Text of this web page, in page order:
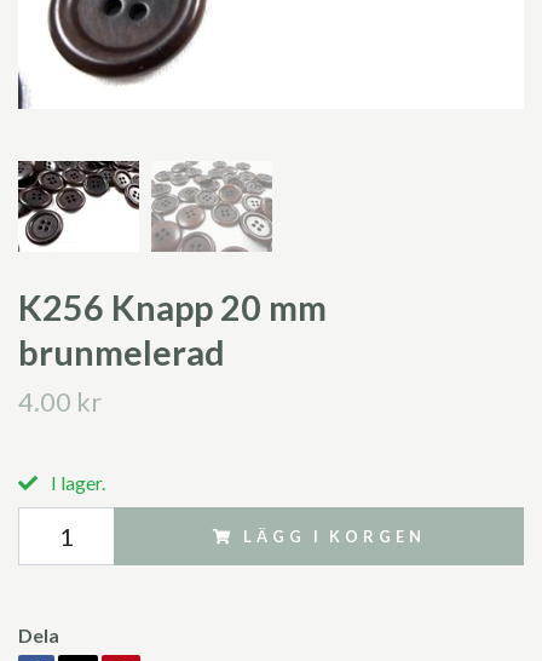
K256 Knapp 20 mm
brunmelerad
4.00 kr
I lager.
LÄGG I KORGEN
Dela